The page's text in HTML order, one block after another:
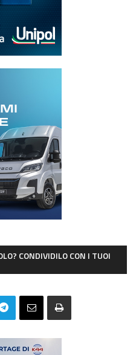
CONDIVIDILO CON I TUOI